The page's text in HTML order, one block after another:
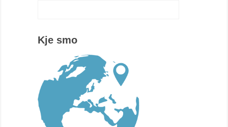
Kje smo